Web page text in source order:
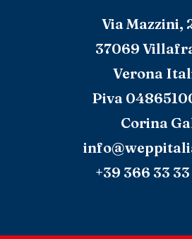
Via Mazzini,
37069
Verona
Piva
Corina
+39 366 33